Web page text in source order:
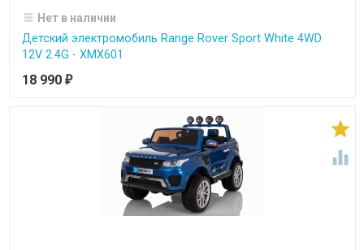
Нет в наличии
Детский электромобиль Range Rover Sport White 4WD
12V 2.4G - XMX601
18 990 ₽

